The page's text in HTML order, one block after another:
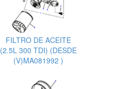
FILTRO DE ACEITE
(2.5L 300 TDI) (DESDE
(V)MA081992 )